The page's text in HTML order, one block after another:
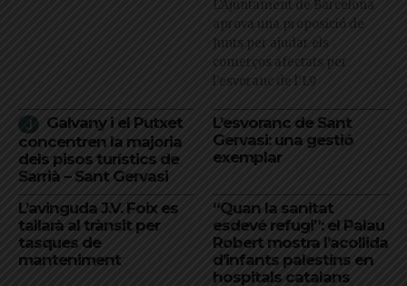
L’Ajuntament de Barcelona
aprova una proposició de
Junts per ajudar els
comerços afectats per
l'esvoranc de l'L9
Galvany i el Putxet
concentren la majoria
dels pisos turístics de
Sarrià – Sant Gervasi
L’esvoranc de Sant
Gervasi: una gestió
exemplar
L’avinguda J.V. Foix es
tallarà al trànsit per
tasques de
manteniment
“Quan la sanitat
esdevé refugi”: el Palau
Robert mostra l’acollida
d’infants palestins en
hospitals catalans